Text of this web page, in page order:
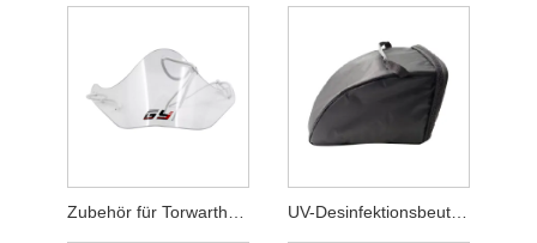
UV-Desinfektionsbeutel Zubehör für Torwarthelme